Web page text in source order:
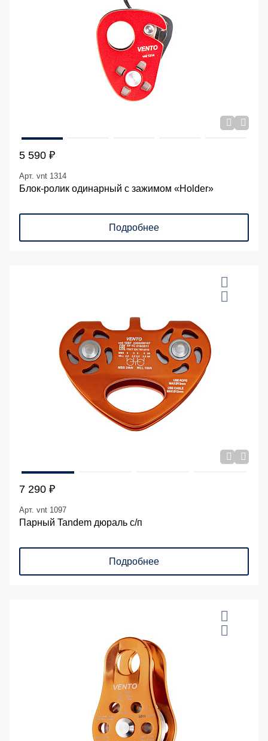
5 590 ₽
Арт. vnt 1314
Блок-ролик одинарный с зажимом «Holder»
Подробнее
7 290 ₽
Арт. vnt 1097
Парный Tandem дюраль с/п
Подробнее